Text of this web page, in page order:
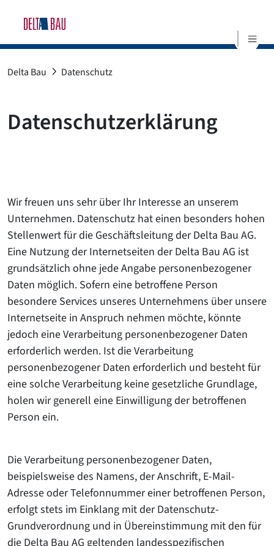
Delta Bau Datenschutz
Datenschutzerklärung
Wir freuen uns sehr über Ihr Interesse an unserem
Unternehmen. Datenschutz hat einen besonders hohen
Stellenwert für die Geschäftsleitung der Delta Bau AG.
Eine Nutzung der Internetseiten der Delta Bau AG ist
grundsätzlich ohne jede Angabe personenbezogener
Daten möglich. Sofern eine betroffene Person
besondere Services unseres Unternehmens über unsere
Internetseite in Anspruch nehmen möchte, könnte
jedoch eine Verarbeitung personenbezogener Daten
erforderlich werden. Ist die Verarbeitung
personenbezogener Daten erforderlich und besteht für
eine solche Verarbeitung keine gesetzliche Grundlage,
holen wir generell eine Einwilligung der betroffenen
Person ein.
Die Verarbeitung personenbezogener Daten,
beispielsweise des Namens, der Anschrift, E-Mail-
Adresse oder Telefonnummer einer betroffenen Person,
erfolgt stets im Einklang mit der Datenschutz-
Grundverordnung und in Übereinstimmung mit den für
die Delta Bau AG geltenden landesspezifischen